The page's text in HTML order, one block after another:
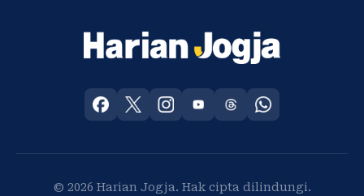
© 2026 Harian Jogja. Hak cipta dilindungi.